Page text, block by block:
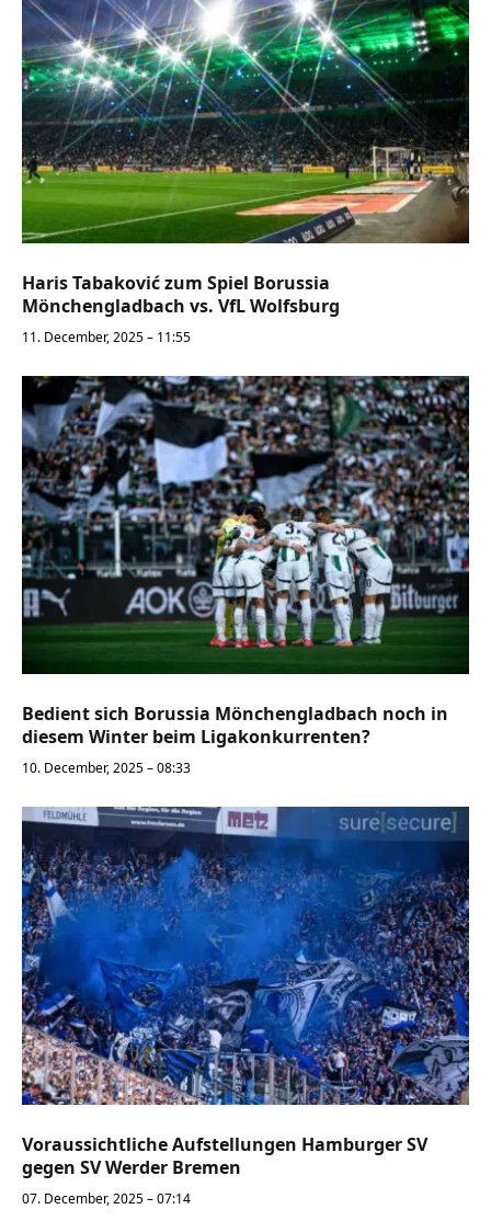
Haris Tabaković zum Spiel Borussia
Mönchengladbach vs. VfL Wolfsburg
11. December, 2025 – 11:55
Bedient sich Borussia Mönchengladbach noch in
diesem Winter beim Ligakonkurrenten?
10. December, 2025 – 08:33
Voraussichtliche Aufstellungen Hamburger SV
gegen SV Werder Bremen
07. December, 2025 – 07:14